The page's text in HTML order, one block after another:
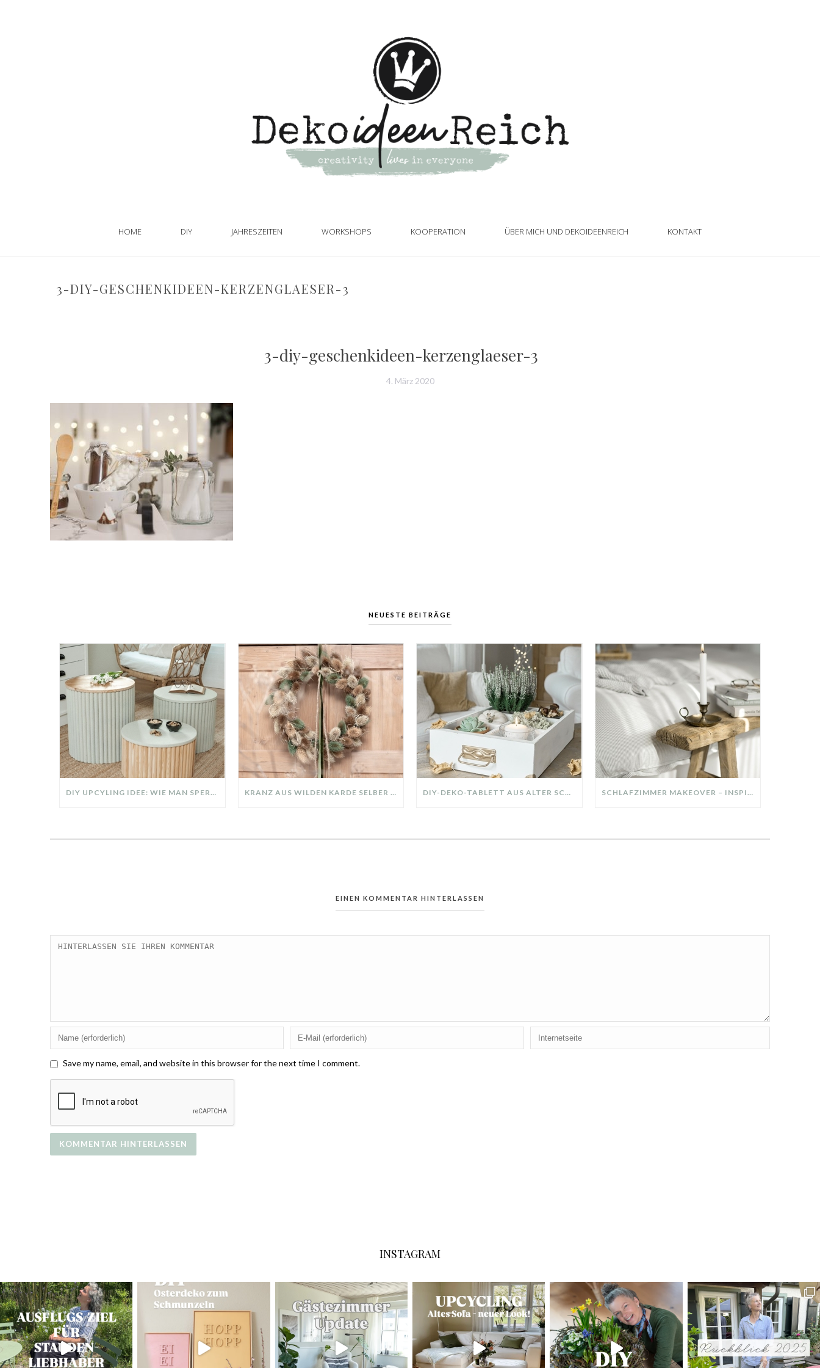
HOME DIY JAHRESZEITEN WORKSHOPS KOOPERATION ÜBER MICH UND DEKOIDEENREICH KONTAKT
3-DIY-GESCHENKIDEEN-KERZENGLAESER-3
3-diy-geschenkideen-kerzenglaeser-3
4. März 2020
NEUESTE BEITRÄGE
DIY UPCYLING IDEE: WIE MAN SPERRMÜLL IN EIN DESIGNER TEIL VERWANDELT KRANZ AUS WILDEN KARDE SELBER MACHEN: HERBSTDEKO GANZ EINFACH DIY-DEKO-TABLETT AUS ALTER SCHUBLADE – NACHHALTIGE HERBSTDEKO SELBER MACHEN! SCHLAFZIMMER MAKEOVER – INSPIRATION FÜR DEIN SCHLAFZIMMER: AUS ALT MACH NEU – HELL, GEMÜTLICH UND EINLADEND
EINEN KOMMENTAR HINTERLASSEN
Save my name, email, and website in this browser for the next time I comment.
INSTAGRAM